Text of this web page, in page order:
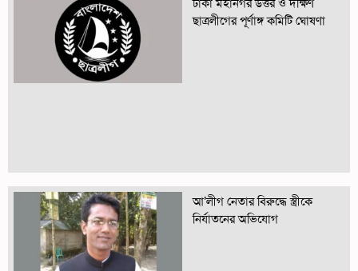
ঢাকা মহানগর উত্তর ও দক্ষিণ
ছাত্রলীগের পূর্ণাঙ্গ কমিটি ঘোষণা
আ’লীগ নেতার বিরুদ্ধে স্ত্রীকে
নির্যাতনের অভিযোগ